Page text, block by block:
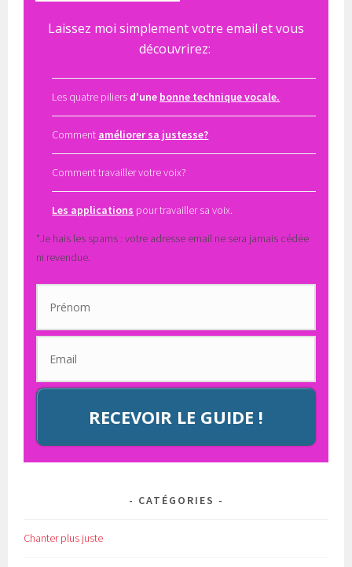
Laissez moi simplement votre email et vous
découvrirez:
Les quatre piliers d'une bonne technique vocale.
Comment améliorer sa justesse?
Comment travailler votre voix?
Les applications pour travailler sa voix.
*Je hais les spams : votre adresse email ne sera jamais cédée
ni revendue.
RECEVOIR LE GUIDE !
CATÉGORIES
Chanter plus juste